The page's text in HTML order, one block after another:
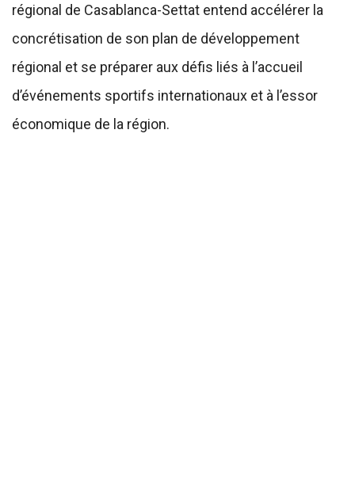
régional de Casablanca-Settat entend accélérer la
concrétisation de son plan de développement
régional et se préparer aux défis liés à l’accueil
d’événements sportifs internationaux et à l’essor
économique de la région.